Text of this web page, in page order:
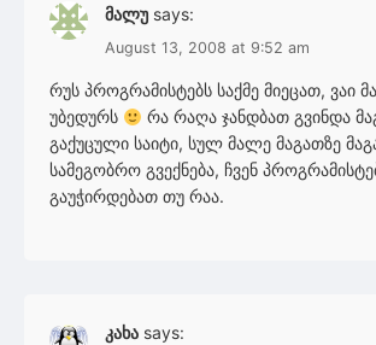
მალუ says:
August 13, 2008 at 9:52 am
რუს პროგრამისტებს საქმე მიეცათ, ვაი
უბედურს
რა რაღა ჯანდბათ გვინდა
გაქუცული საიტი, სულ მალე მაგათზე
სამეგობრო გვექნება, ჩვენ
გაუჭირდებათ თუ რაა.
კახა says: